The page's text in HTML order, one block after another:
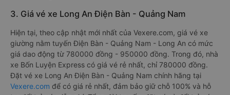
3. Giá vé xe Long An Điện Bàn - Quảng Nam
Hiện tại, theo cập nhật mới nhất của Vexere.com, giá vé xe
giường nằm tuyến Điện Bàn - Quảng Nam - Long An có mức
giá dao động từ 780000 đồng - 950000 đồng. Trong đó, nhà
xe Bốn Luyện Express có giá vé rẻ nhất, chỉ 780000 đồng.
Đặt vé xe Long An Điện Bàn - Quảng Nam chính hãng tại
Vexere.com để có giá rẻ nhất, đảm bảo giữ chỗ 100% và hỗ